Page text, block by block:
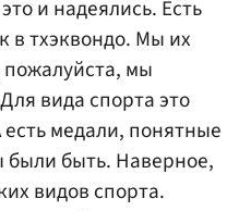
и надеялись. Есть
в тхэквондо. Мы их
мы
вида спорта это
медали, понятные
быть. Наверное,
видов спорта.